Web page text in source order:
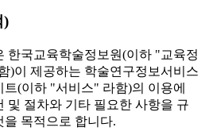
)
한국교육학술정보원(이하 "교육정
)이 제공하는 학술연구정보서비스
트(이하 "서비스" 라함)의 이용에
및 절차와 기타 필요한 사항을 규
을 목적으로 합니다.